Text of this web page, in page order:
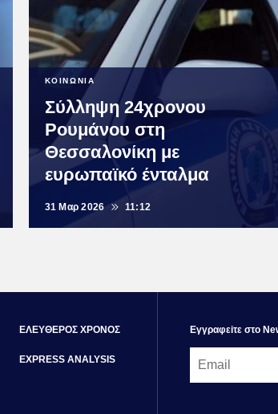
ΚΟΙΝΩΝΙΑ
Σύλληψη 24χρονου
Ρουμάνου στη
Θεσσαλονίκη με
ευρωπαϊκό ένταλμα
31 Μαρ 2026 11:12
ΕΛΕΥΘΕΡΟΣ ΧΡΟΝΟΣ
EXPRESS ANALYSIS
Εγγραφεiτε στο